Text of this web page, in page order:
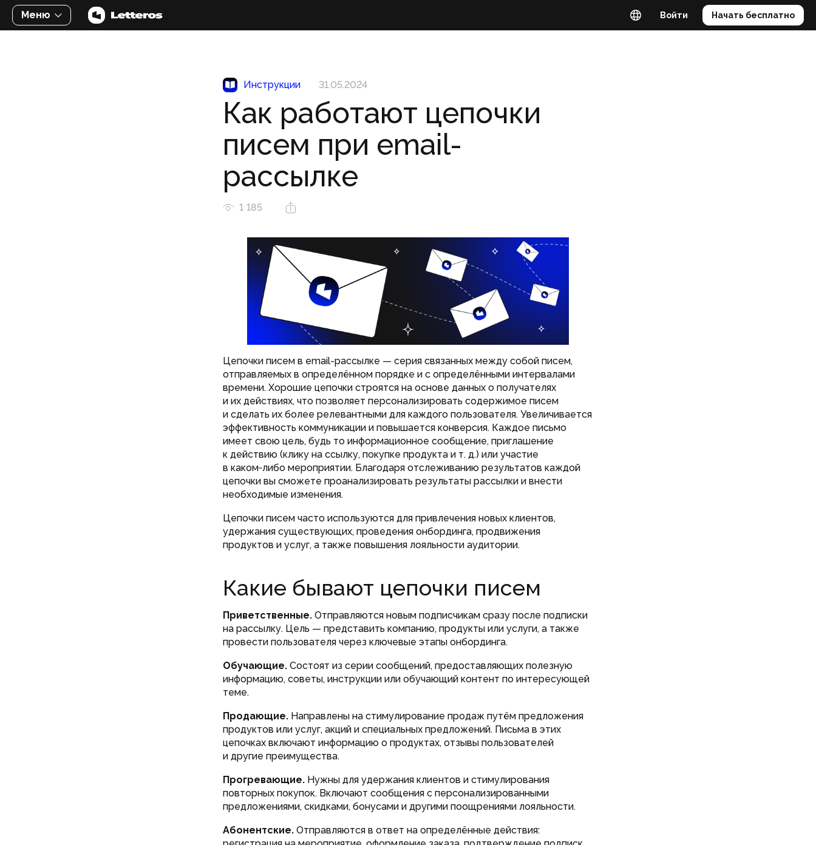
Меню Войти Начать бесплатно
Инструкции 31.05.2024
Как работают цепочки
писем при email-
рассылке
1 185
Цепочки писем в email-рассылке — серия связанных между собой писем,
отправляемых в определённом порядке и с определёнными интервалами
времени. Хорошие цепочки строятся на основе данных о получателях
и их действиях, что позволяет персонализировать содержимое писем
и сделать их более релевантными для каждого пользователя. Увеличивается
эффективность коммуникации и повышается конверсия. Каждое письмо
имеет свою цель, будь то информационное сообщение, приглашение
к действию (клику на ссылку, покупке продукта и т. д.) или участие
в каком‑либо мероприятии. Благодаря отслеживанию результатов каждой
цепочки вы сможете проанализировать результаты рассылки и внести
необходимые изменения.
Цепочки писем часто используются для привлечения новых клиентов,
удержания существующих, проведения онбординга, продвижения
продуктов и услуг, а также повышения лояльности аудитории.
Какие бывают цепочки писем
Приветственные. Отправляются новым подписчикам сразу после подписки
на рассылку. Цель — представить компанию, продукты или услуги, а также
провести пользователя через ключевые этапы онбординга.
Обучающие. Состоят из серии сообщений, предоставляющих полезную
информацию, советы, инструкции или обучающий контент по интересующей
теме.
Продающие. Направлены на стимулирование продаж путём предложения
продуктов или услуг, акций и специальных предложений. Письма в этих
цепочках включают информацию о продуктах, отзывы пользователей
и другие преимущества.
Прогревающие. Нужны для удержания клиентов и стимулирования
повторных покупок. Включают сообщения с персонализированными
предложениями, скидками, бонусами и другими поощрениями лояльности.
Абонентские. Отправляются в ответ на определённые действия: